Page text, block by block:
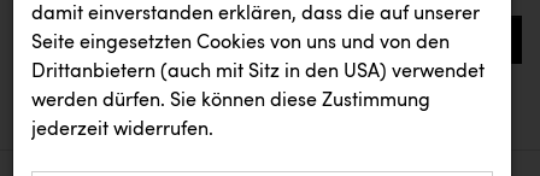
0
aktuelle aussendungen
aktuelle aussendungen
damit ein­ver­standen erklären, dass die auf unserer
Seite eingesetzten Cookies von uns und von den
Drittanbietern (auch mit Sitz in den USA) verwendet
werden dürfen. Sie können diese Zustimmung
jederzeit widerrufen.